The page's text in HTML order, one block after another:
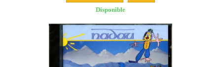
Disponible